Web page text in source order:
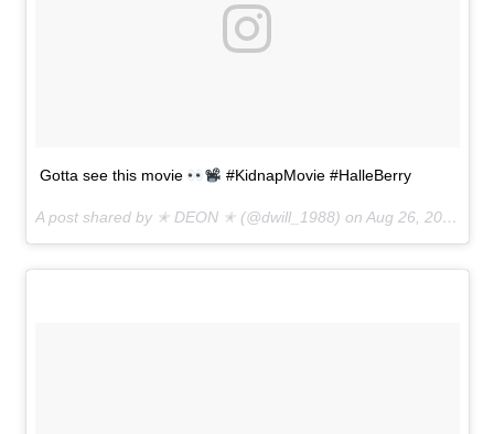
Gotta see this movie #KidnapMovie #HalleBerry
A post shared by ✭ DEON ✭ (@dwill_1988) on Aug 26, 2016 at 9:12am PDT